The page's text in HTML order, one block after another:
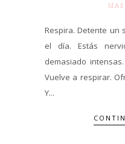
Respira. Detente un
el día. Estás
demasiado
Vuelve a respirar.
Y...